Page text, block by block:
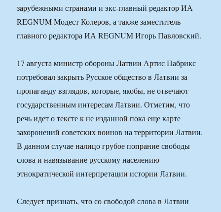
зарубежными странами и экс-главный редактор ИА
REGNUM Модест Колеров, а также заместитель
главного редактора ИА REGNUM Игорь Павловский.
17 августа министр обороны Латвии Артис Пабрикс
потребовал закрыть Русское общество в Латвии за
пропаганду взглядов, которые, якобы, не отвечают
государственным интересам Латвии. Отметим, что
речь идет о тексте к не изданной пока еще карте
захоронений советских воинов на территории Латвии.
В данном случае налицо грубое попрание свободы
слова и навязывание русскому населению
этнократической интерпретации истории Латвии.
Следует признать, что со свободой слова в Латвии